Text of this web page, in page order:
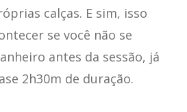
calças. E sim, isso
se você não se
antes da sessão, já
2h30m de duração.